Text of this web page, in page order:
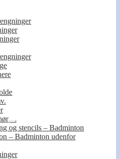
Udfold
undermenu
og stencils – Badminton
– Badminton udenfor